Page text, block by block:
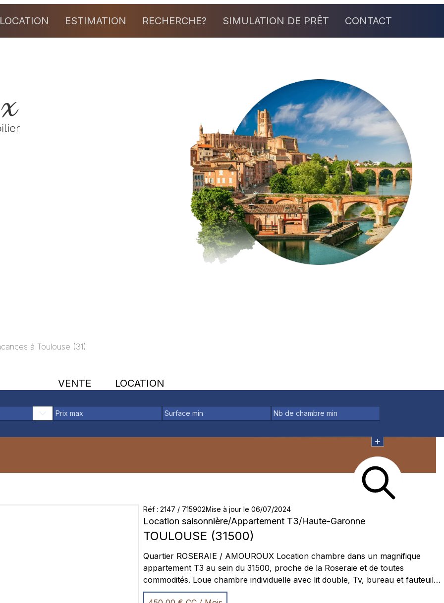
LOCATION ESTIMATION RECHERCHE? SIMULATION DE PRÊT CONTACT
à Toulouse (31)
VENTE LOCATION
Réf: 2147 / 715902Mise à jour le 06/07/2024
Location saisonnière/Appartement T3/Haute-Garonne
TOULOUSE (31500)
Quartier ROSERAIE / AMOUROUX Location chambre dans un magnifique
appartement T3 au sein du 31500, proche de la Roseraie et de toutes
commodités. Loue chambre individuelle avec lit double, Tv, bureau et fauteuil
également. Cette chambre est complétée par plusieurs rangements (armoire et